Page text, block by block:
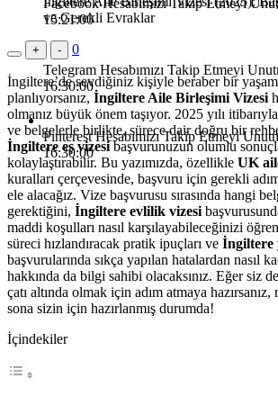
Facebook Hesabımızı Takip Etmeyi
15:21:00
Telegram Hesabımızı Takip Etmeyi
16:30:00
Pinterest Hesabımızı Takip Etmeyi
16:30:00
ve Gerekli Evraklar
+ - 0
İngiltere’de sevdiğiniz kişiyle beraber bir
planlıyorsanız, İngiltere Aile Birleşimi Vizesi
olmanız büyük önem taşıyor. 2025 yılı
ve belgelerle birlikte, sürece dair doğru bir
İngiltere eş vizesibaşvurunuzun olumlu
kolaylaştırabilir. Bu yazımızda, özellikle UK
kuralları çerçevesinde, başvuru için gerekli
ele alacağız. Vize başvurusu sırasında hangi
gerektiğini, İngiltere evlilik vizesi
maddi koşulları nasıl karşılayabileceğinizi
süreci hızlandıracak pratik ipuçları ve İngiltere
başvurularında sıkça yapılan hatalardan nasıl
hakkında da bilgi sahibi olacaksınız. Eğer siz
çatı altında olmak için adım atmaya
sona sizin için hazırlanmış durumda!
İçindekiler